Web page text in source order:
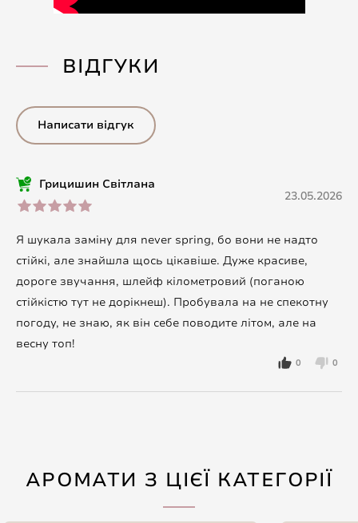
ВІДГУКИ
Написати відгук
Грицишин Світлана
23.05.2026
Я шукала заміну для never spring, бо вони не надто
стійкі, але знайшла щось цікавіше. Дуже красиве,
дороге звучання, шлейф кілометровий (поганою
стійкістю тут не дорікнеш). Пробувала на не спекотну
погоду, не знаю, як він себе поводите літом, але на
весну топ!
0 0
АРОМАТИ З ЦІЄЇ КАТЕГОРІЇ